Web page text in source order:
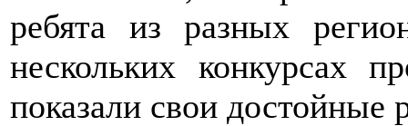
ребята из разных
нескольких конкурсах
показали свои достойные